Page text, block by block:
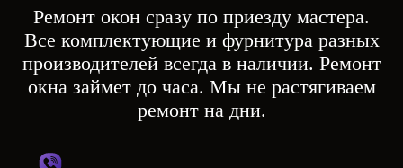
у
т
Ремонт окон сразу по приезду мастера.
Все комплектующие и фурнитура разных
производителей всегда в наличии. Ремонт
окна займет до часа. Мы не растягиваем
ремонт на дни.